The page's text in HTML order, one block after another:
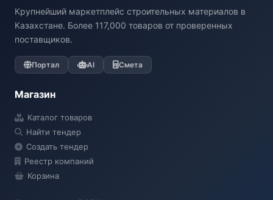
Крупнейший маркетплейс строительных материалов в
Казахстане. Более 117,000 товаров от проверенных
поставщиков.
Портал AI Смета
Магазин
Каталог товаров
Найти тендер
Создать тендер
Реестр компаний
Корзина